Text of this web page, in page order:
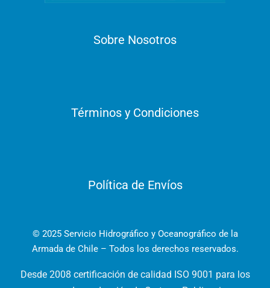
Sobre Nosotros
Términos y Condiciones
Política de Envíos
© 2025 Servicio Hidrográfico y Oceanográfico de la
Armada de Chile – Todos los derechos reservados.
Desde 2008 certificación de calidad ISO 9001 para los